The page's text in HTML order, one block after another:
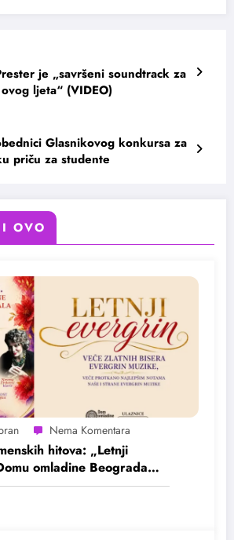
je „savršeni soundtrack za
ljeta“ (VIDEO)
Glasnikovog konkursa za
priču za studente
I OVO
hitova: „Letnji
omladine Beograda